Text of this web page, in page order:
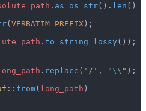
. as_os_str(). len ()
( VERBATIM_PREFIX );
. to_string_lossy ());
. replace ( '/' , " \\ " );
:: from( long_path )